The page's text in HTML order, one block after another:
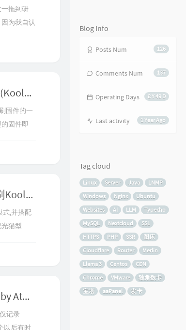
拖到研
为我自认
获得的。
路由器刷固件详解-梅林(Merlin) | KoolCenter(KoolShare) | 华硕ASUS | 网件NETGEAR
固件的一
固件即
后是不打
寝室网络改造计划-广电光猫改桥接+R7000刷KoolCenter版梅林+MerlinClash端翻
式,并搭配
猫型
版Merlin
配置PotPlayer与Dolby Access直通并验证Dolby Atmos是否生效以及Potplayer配置文件的备份与导入
记录
以后有时
Blog Info
126
Posts Num
137
Comments Num
8 Y 49 D
Operating Days
1 Year Ago
Last activity
Tag cloud
Linux Server Java
LNMP
Windows
Nginx
Ubuntu
Websites
AI LLM
Typecho
MySQL
Nextcloud
SSL
HTTPS
PHP SSR
图床
Cloudflare
Router
Merlin
Llama 3
Centos
CDN
Chrome
VMware
独角数卡
宝塔
aaPanel 发卡